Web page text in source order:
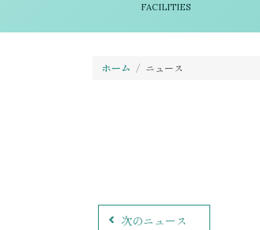
FACILITIES
ホーム ニュース
次のニュース